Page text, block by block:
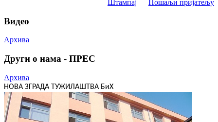
Штампај Пошаљи пријатељу
Видео
Архива
Други о нама - ПРЕС
Архива
НОВА ЗГРАДА ТУЖИЛАШТВА БиХ